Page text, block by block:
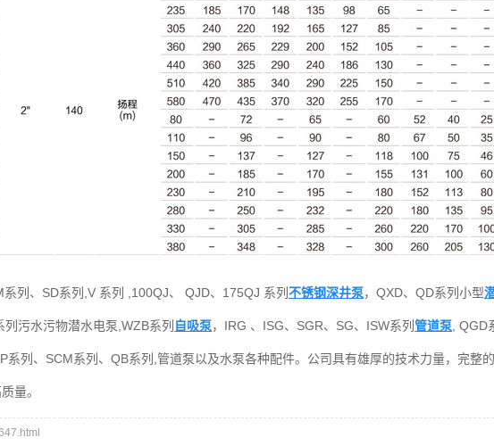
列、SD系列,V 系列 ,100QJ、 QJD、175QJ 系列 不锈钢深井泵，QXD、QD系列小型
污水污物潜水电泵,WZB系列 自吸泵，IRG 、ISG、SGR、SG、ISW系列 管道泵 ,
系列、SCM系列、QB系列,管道泵以及水泵各种配件。公司具有雄厚的技术力量，完整
量。